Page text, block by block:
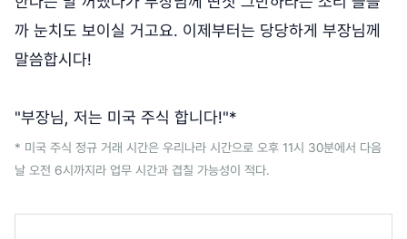
까 눈치도 보이실 거고요. 이제부터는 당당하게 부장님께
말씀합시다!
"부장님, 저는 미국 주식 합니다!"*
* 미국 주식 정규 거래 시간은 우리나라 시간으로 오후 11시 30분에서 다음
날 오전 6시까지라 업무 시간과 겹칠 가능성이 적다.